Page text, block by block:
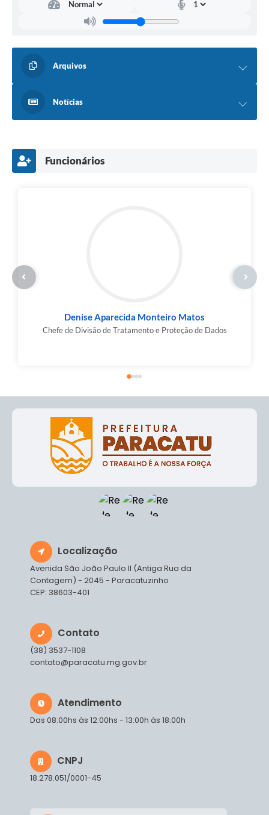
Arquivos
Notícias
Funcionários
Denise Aparecida Monteiro Matos
Chefe de Divisão de Tratamento e Proteção de Dados
Localização
Avenida São João Paulo II (Antiga Rua da
Contagem) - 2045 - Paracatuzinho
CEP: 38603-401
Contato
(38) 3537-1108
contato@paracatu.mg.gov.br
Atendimento
Das 08:00hs às 12:00hs - 13:00h às 18:00h
CNPJ
18.278.051/0001-45